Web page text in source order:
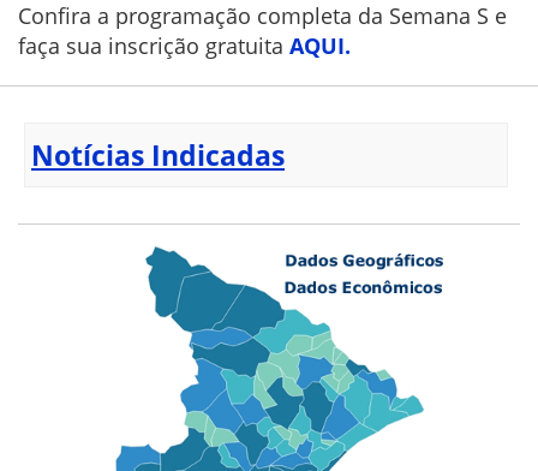
Confira a programação completa da Semana S e
faça sua inscrição gratuita AQUI.
Notícias Indicadas